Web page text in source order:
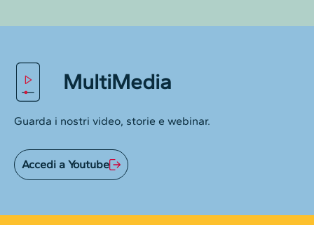
MultiMedia
Guarda i nostri video, storie e webinar.
Accedi a Youtube